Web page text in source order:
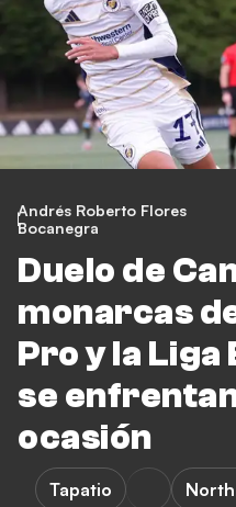
Andrés Roberto Flores
Bocanegra
Duelo de
monarcas
Pro y la Liga
se
ocasión
Tapatio North